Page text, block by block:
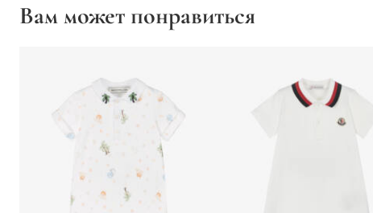
Вам может понравиться